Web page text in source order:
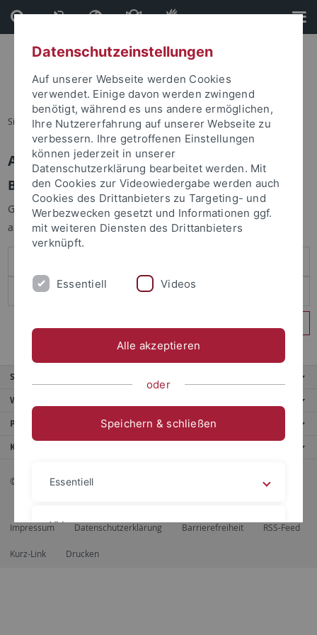
Direkt
zum
Inhalt
Direkt
zur
Fußleiste
Sie sind hier: Startseite
Anmelden
Benutzeranmeldung
Geben Sie Ihren Benutzernamen und Ihr Passwort an um sich
anzumelden:
Service
Weitere Angebote
Portale
Kontaktinfo
© 2026 Eberhard Karls Universität Tübingen, Tübingen
Impressum Datenschutzerklärung Barrierefreiheit RSS-Feed
Kurz-Link Drucken
Datenschutzeinstellungen
Auf unserer Webseite werden Cookies
verwendet. Einige davon werden zwingend
benötigt, während es uns andere ermöglichen,
Ihre Nutzererfahrung auf unserer Webseite zu
verbessern. Ihre getroffenen Einstellungen
können jederzeit in unserer
Datenschutzerklärung bearbeitet werden. Mit
den Cookies zur Videowiedergabe werden auch
Cookies des Drittanbieters zu Targeting- und
Werbezwecken gesetzt und Informationen ggf.
mit weiteren Diensten des Drittanbieters
verknüpft.
Essentiell Videos
Alle akzeptieren
oder
Speichern & schließen
Essentiell
Videos